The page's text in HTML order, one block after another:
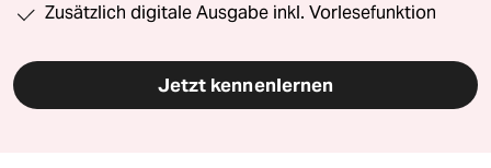
Zusätzlich digitale Ausgabe inkl. Vorlesefunktion
Jetzt kennenlernen